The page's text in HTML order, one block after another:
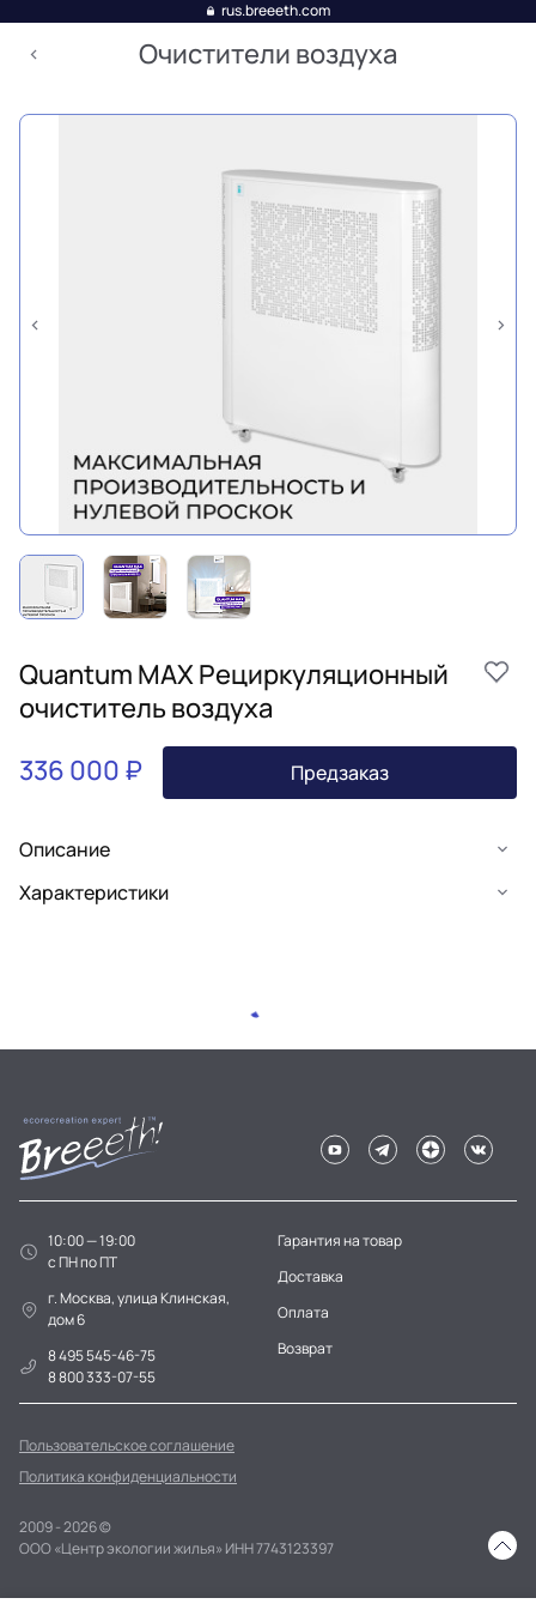
rus.breeeth.com
Очистители воздуха
Quantum MAX Рециркуляционный
очиститель воздуха
336 000 ₽
Предзаказ
Описание
Характеристики
10:00 — 19:00
c ПН по ПТ
г. Москва, улица Клинская,
дом 6
8 495 545-46-75
8 800 333-07-55
Гарантия на товар
Доставка
Оплата
Возврат
Пользовательское соглашение
Политика конфиденциальности
2009 - 2026 ©
ООО «Центр экологии жилья» ИНН 7743123397